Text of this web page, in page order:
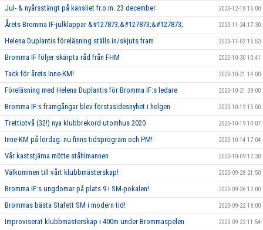
Jul- & nyårsstängt på kansliet fr.o.m. 23 december 2020-12-18 16:00
Årets Bromma IF-julklappar &#127873;&#127873;&#127873; 2020-11-24 17:30
Helena Duplantis föreläsning ställs in/skjuts fram 2020-11-02 16:53
Bromma IF följer skärpta råd från FHM 2020-10-30 10:41
Tack för årets Inne-KM! 2020-10-21 14:00
Föreläsning med Helena Duplantis för Bromma IF:s ledare 2020-10-21 09:00
Bromma IF:s framgångar blev förstasidesnyhet i helgen 2020-10-19 15:00
Trettiotvå (32!) nya klubbrekord utomhus 2020 2020-10-19 14:07
Inne-KM på lördag: nu finns tidsprogram och PM! 2020-10-14 17:04
Vår kaststjärna mötte ståhlmannen 2020-10-09 12:30
Välkommen till vårt klubbmästerskap! 2020-09-28 21:50
Bromma IF:s ungdomar på plats 9 i SM-pokalen! 2020-09-26 12:00
Brommas bästa Stafett SM i modern tid! 2020-09-22 18:00
Improviserat klubbmästerskap i 400m under Brommaspelen 2020-09-22 11:54